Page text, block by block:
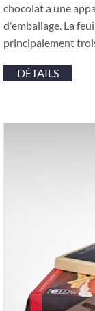
chocolat a une
d'emballage. La
principalement
DÉTAILS